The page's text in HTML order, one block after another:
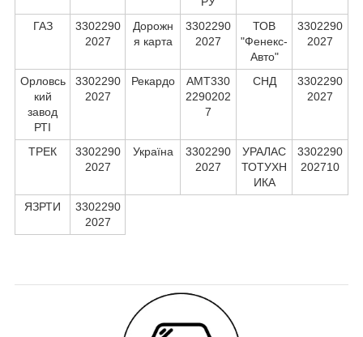
ГАЗ
3302290
2027
Дорожн
я карта
3302290
2027
ТОВ
"Фенекс-
Авто"
3302290
2027
Орловсь
кий
завод
РТІ
3302290
2027
Рекардо
АМТ330
2290202
7
СНД
3302290
2027
ТРЕК
3302290
2027
Україна
3302290
2027
УРАЛАС
ТОТУХН
ИКА
3302290
202710
ЯЗРТИ
3302290
2027